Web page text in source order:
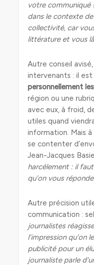
votre communiqué
dans le contexte
collectivité, car
littérature et vous
Autre conseil
intervenants : il
personnellement
région ou une
avec eux, à froid,
utiles quand
information. Mais
se contenter
Jean-Jacques
harcèlement : il
qu’on vous
Autre précision
communication :
journalistes
l’impression qu’on
publicité pour un
journaliste parle